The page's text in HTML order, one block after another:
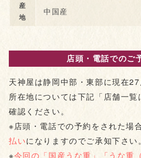
産
地
中国産
店頭・電話でのご
天神屋は静岡中部・東部に現在27
所在地については下記「店舗一
確認ください。
※店頭・電話での予約をされた場合
払いになりますのでご承知下さい。
※今回の「国産うな重」「うな重